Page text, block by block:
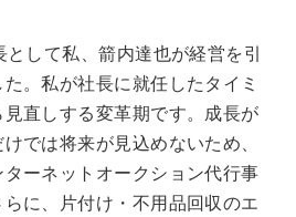
して私、箭内達也が経営を引
。私が社長に就任したタイミ
直しする変革期です。成長が
では将来が見込めないため、
ーネットオークション代行事
に、片付け・不用品回収のエ